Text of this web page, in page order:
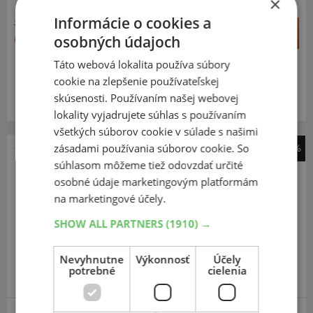
119,31 €
63,80 €
Expedujeme ešte dnes
Na predajni v Bratislave do 2 dní.
Centrálny sklad 20 ks.
-45%
Matador
Hectorra 5
205 40
FR
Informácie o cookies a
osobných údajoch
Táto webová lokalita používa súbory
cookie na zlepšenie používateľskej
skúsenosti. Používaním našej webovej
lokality vyjadrujete súhlas s používaním
všetkých súborov cookie v súlade s našimi
zásadami používania súborov cookie. So
súhlasom môžeme tiež odovzdať určité
osobné údaje marketingovým platformám
na marketingové účely.
SHOW ALL PARTNERS(1910) →
Nevyhnutne
potrebné
Výkonnosť
Účely
cielenia